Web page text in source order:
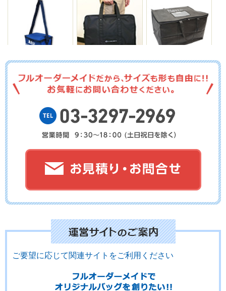
No.08-058 No.08-057 No.08-056
No.8-052 No.8-051 No.8-050
ご要望に応じて関連サイトをご利用ください